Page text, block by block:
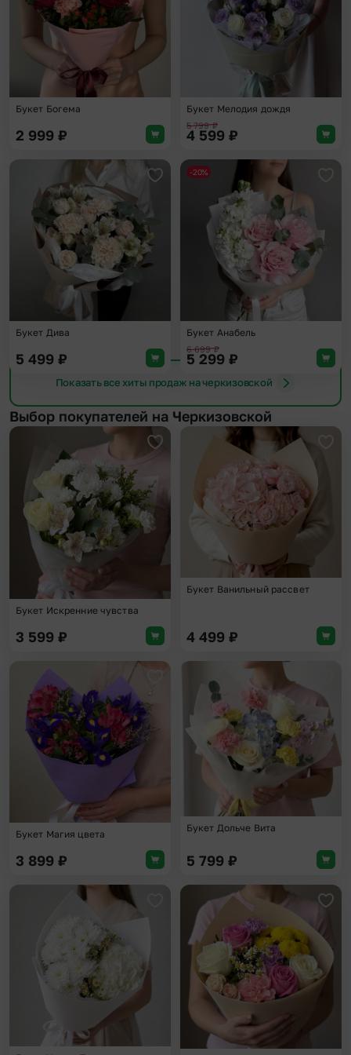
Букет Богема
2 999 ₽
Букет Мелодия дождя
5 799₽
4 599 ₽
Добавить в избранное
Букет Дива
5 499 ₽
-20%
Букет Анабель
6 699₽
5 299 ₽
Показать все хиты продаж на черкизовской
Выбор покупателей на Черкизовской
Добавить в избранное
Букет Искренние чувства
3 599 ₽
Букет Ванильный рассвет
4 499 ₽
Добавить в избранное
Букет Магия цвета
3 899 ₽
Букет Дольче Вита
5 799 ₽
Добавить в избранное